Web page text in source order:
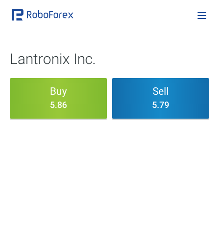
Lantronix Inc.
Buy
5.86
Sell
5.79